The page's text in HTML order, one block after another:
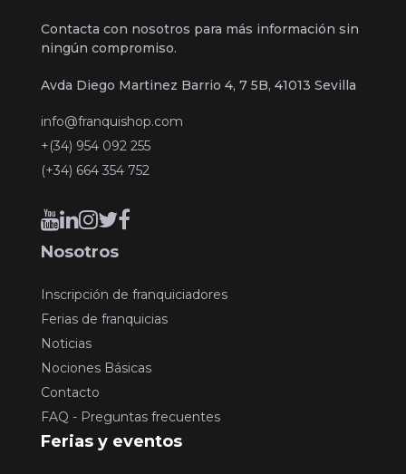
Contacta con nosotros para más información sin
ningún compromiso.
Avda Diego Martinez Barrio 4, 7 5B, 41013 Sevilla
info@franquishop.com
+(34) 954 092 255
(+34) 664 354 752
Nosotros
Inscripción de franquiciadores
Ferias de franquicias
Noticias
Nociones Básicas
Contacto
FAQ - Preguntas frecuentes
Ferias y eventos